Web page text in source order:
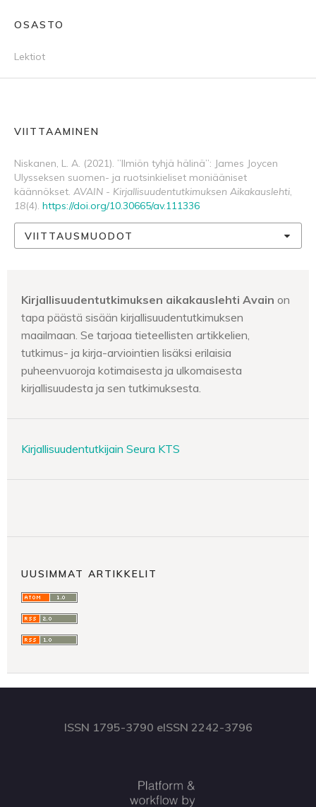
OSASTO
Lektiot
VIITTAAMINEN
Niskanen, L. A. (2021). ”Ilmiön tyhjä hälinä”: James Joycen
Ulysseksen suomen- ja ruotsinkieliset moniääniset
käännökset. AVAIN - Kirjallisuudentutkimuksen Aikakauslehti,
18(4). https://doi.org/10.30665/av.111336
VIITTAUSMUODOT
Kirjallisuudentutkimuksen aikakauslehti Avain on
tapa päästä sisään kirjallisuudentutkimuksen
maailmaan. Se tarjoaa tieteellisten artikkelien,
tutkimus- ja kirja-arviointien lisäksi erilaisia
puheenvuoroja kotimaisesta ja ulkomaisesta
kirjallisuudesta ja sen tutkimuksesta.
Kirjallisuudentutkijain Seura KTS
UUSIMMAT ARTIKKELIT
ISSN 1795-3790 eISSN 2242-3796